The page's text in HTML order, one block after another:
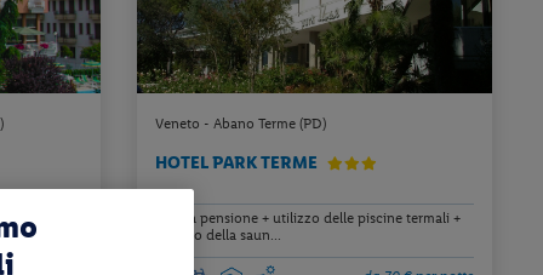
della
Veneto - Abano Terme (PD)
HOTEL PARK TERME
mezza pensione + utilizzo delle piscine termali +
utilizzo della saun...